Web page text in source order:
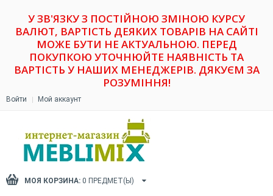
У ЗВ'ЯЗКУ З ПОСТІЙНОЮ ЗМІНОЮ КУРСУ
ВАЛЮТ, ВАРТІСТЬ ДЕЯКИХ ТОВАРІВ НА САЙТІ
МОЖЕ БУТИ НЕ АКТУАЛЬНОЮ. ПЕРЕД
ПОКУПКОЮ УТОЧНЮЙТЕ НАЯВНІСТЬ ТА
ВАРТІСТЬ У НАШИХ МЕНЕДЖЕРІВ. ДЯКУЄМ ЗА
РОЗУМІННЯ!
Войти Мой аккаунт
МОЯ КОРЗИНА: 0 ПРЕДМЕТ(Ы)